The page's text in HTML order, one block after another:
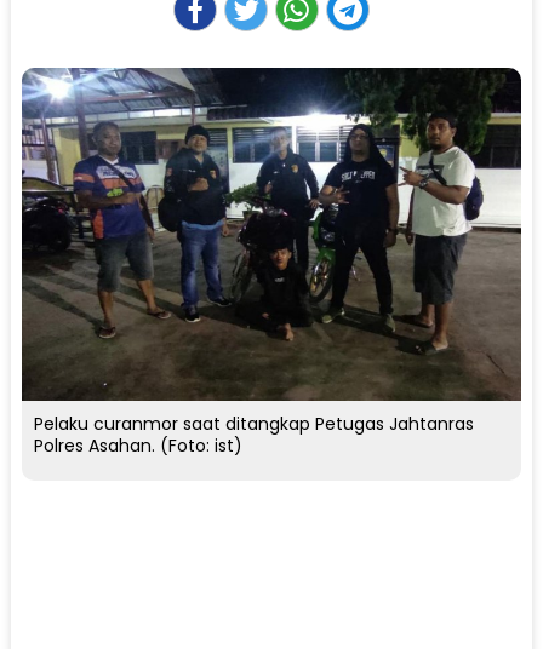
Pelaku curanmor saat ditangkap Petugas Jahtanras
Polres Asahan. (Foto: ist)